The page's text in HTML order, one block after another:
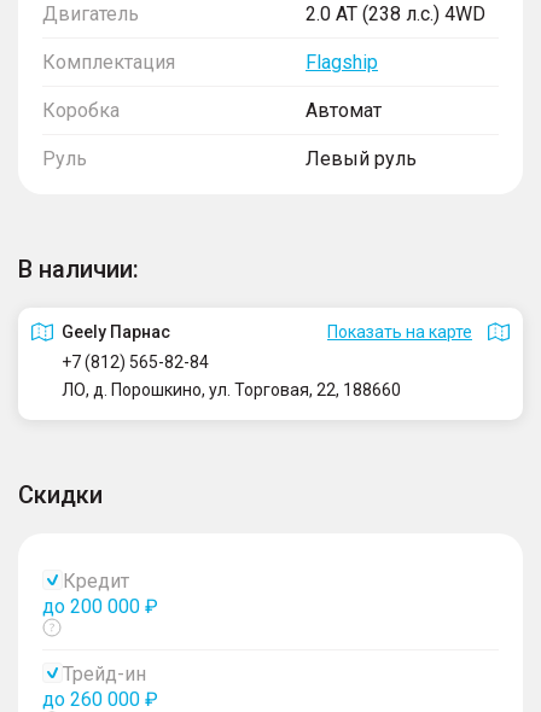
Двигатель 2.0 AT (238 л.с.) 4WD
Комплектация Flagship
Коробка Автомат
Руль Левый руль
В наличии:
Geely Парнас
Показать на карте
+7 (812) 565-82-84
ЛО, д. Порошкино, ул. Торговая, 22, 188660
Скидки
Кредит
до 200 000 ₽
Показать
Трейд-ин
до 260 000 ₽